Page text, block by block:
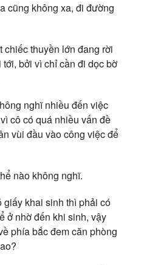
cũng không xa, đi đường
chiếc thuyền lớn đang rời
bởi vì chỉ cần đi dọc bờ
nghĩ nhiều đến việc
cô có quá nhiều vấn đề
vùi đầu vào công việc để
nào không nghĩ.
giấy khai sinh thì phải có
ở nhờ đến khi sinh, vậy
phía bắc đem căn phòng